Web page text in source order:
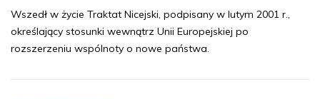
Wszedł w życie Traktat Nicejski, podpisany w lutym 2001 r.,
określający stosunki wewnątrz Unii Europejskiej po
rozszerzeniu wspólnoty o nowe państwa.